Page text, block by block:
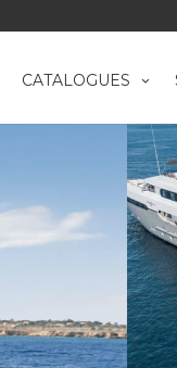
CATALOGUES